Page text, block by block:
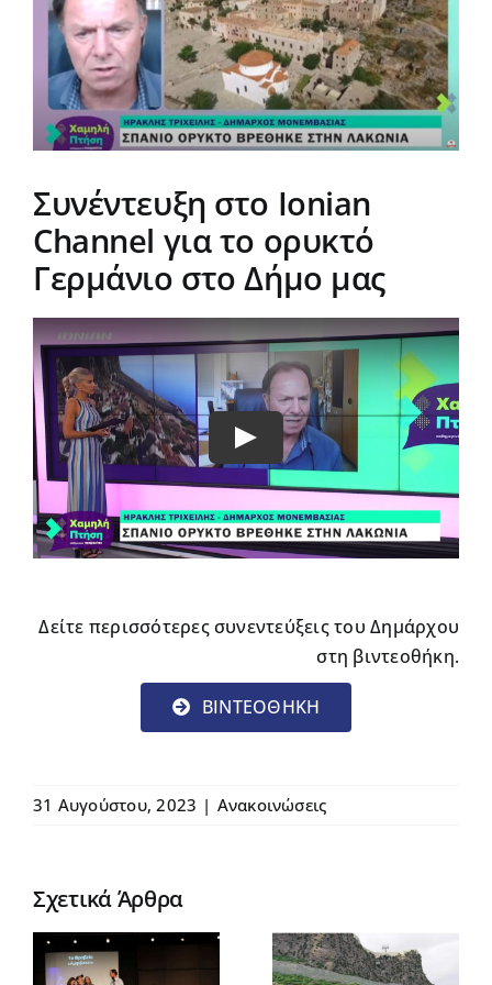
Δράσεις
Αντισταθμιστικά
Aνεμογεννητριών
Πρόγραμμα
Νέα
εικόνας
Συνέντευξη στο Ιοnian
Channel για το ορυκτό
Γερμάνιο στο Δήμο μας
Play
Δείτε περισσότερες συνεντεύξεις του Δημάρχου
στη βιντεοθήκη.
BINTEOΘΗΚΗ
31 Αυγούστου, 2023 | Ανακοινώσεις
Σχετικά Άρθρα
Το έργο του
Συνέντευξη
Δημάρχου